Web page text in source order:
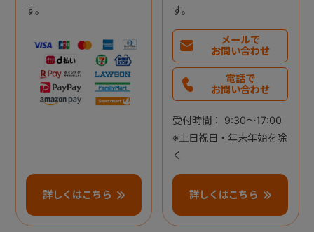
す。
詳しくはこちら
す。
メールで
お問い合わせ
電話で
お問い合わせ
受付時間： 9:30～17:00
※土日祝日・年末年始を除
く
詳しくはこちら